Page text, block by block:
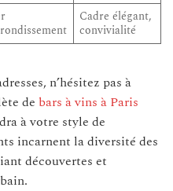
Cadre élégant,
convivialité
n’hésitez pas à
de bars à vins à Paris
à votre style de
incarnent la diversité des
découvertes et